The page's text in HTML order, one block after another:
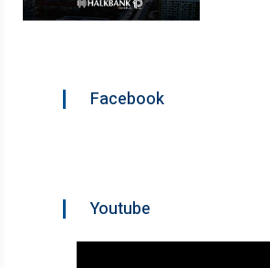
Facebook
Youtube